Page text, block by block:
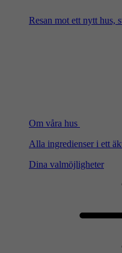
Resan mot ett nytt hus,
Om våra hus
Alla ingredienser i ett
Dina valmöjligheter